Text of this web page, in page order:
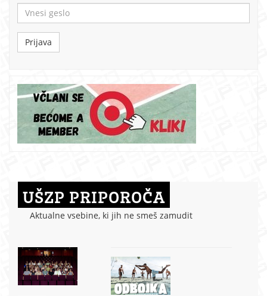
Prijava
UŠZP PRIPOROČA
Aktualne vsebine, ki jih ne smeš zamudit